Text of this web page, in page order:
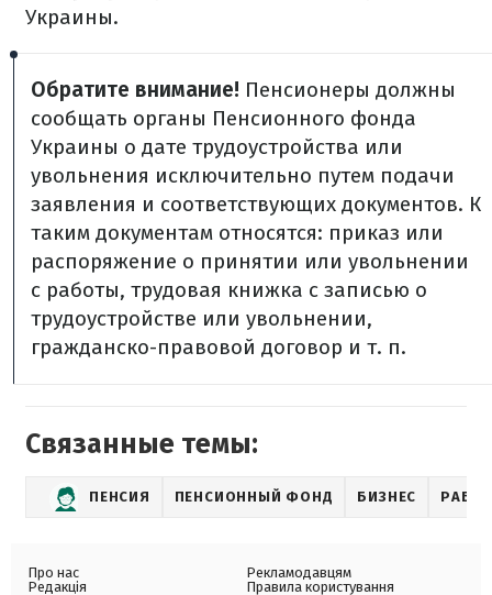
Украины.
Обратите внимание! Пенсионеры должны
сообщать органы Пенсионного фонда
Украины о дате трудоустройства или
увольнения исключительно путем подачи
заявления и соответствующих документов. К
таким документам относятся: приказ или
распоряжение о принятии или увольнении
с работы, трудовая книжка с записью о
трудоустройстве или увольнении,
гражданско-правовой договор и т. п.
Связанные темы:
ПЕНСИЯ ПЕНСИОННЫЙ ФОНД БИЗНЕС
Про нас
Редакція
Рекламодавцям
Правила користування